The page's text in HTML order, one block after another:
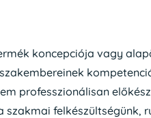
koncepciója vagy
professzionálisan
szakmai felkészültségünk,